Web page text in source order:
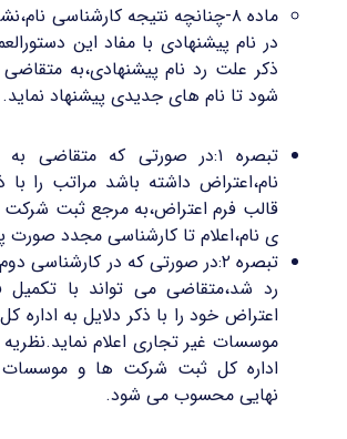
ماده ۸-چنانچه نتیجه کارشناسی
در نام پیشنهادی با مفاد این
ذکر علت رد نام پیشنهادی،به
شود تا نام های جدیدی پیشنهاد نماید.
تبصره ۱:در صورتی که متقاضی
نام،اعتراض داشته باشد مراتب را با
قالب فرم اعتراض،به مرجع ثبت شرکت
ی نام،اعلام تا کارشناسی مجدد صورت
تبصره ۲:در صورتی که در کارشناسی
رد شد،متقاضی می تواند با تکمیل
اعتراض خود را با ذکر دلایل به
موسسات غیر تجاری اعلام
اداره کل ثبت شرکت ها و موسسات
نهایی محسوب می شود.